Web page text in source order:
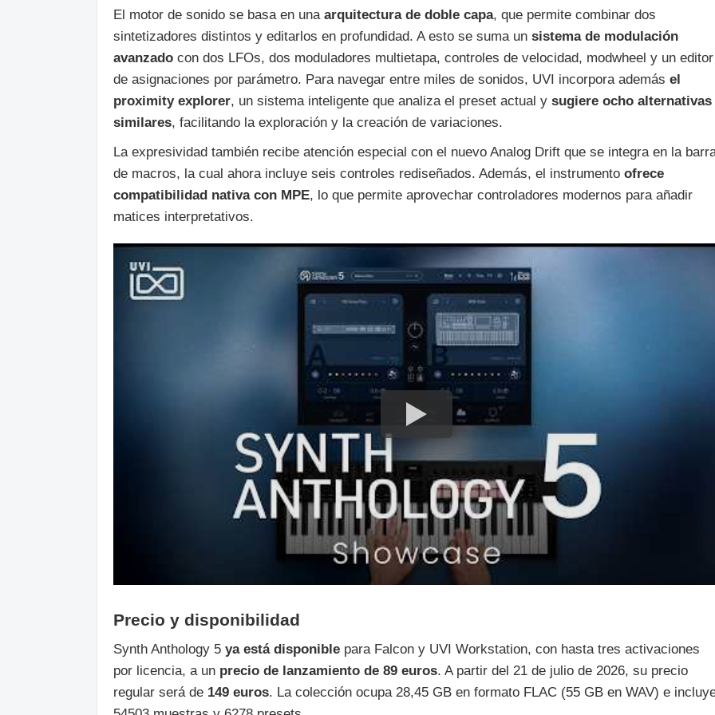
El motor de sonido se basa en una arquitectura de doble capa, que permite combinar dos
sintetizadores distintos y editarlos en profundidad. A esto se suma un sistema de modulación
avanzado con dos LFOs, dos moduladores multietapa, controles de velocidad, modwheel y un editor
de asignaciones por parámetro. Para navegar entre miles de sonidos, UVI incorpora además el
proximity explorer, un sistema inteligente que analiza el preset actual y sugiere ocho alternativas
similares, facilitando la exploración y la creación de variaciones.
La expresividad también recibe atención especial con el nuevo Analog Drift que se integra en la
de macros, la cual ahora incluye seis controles rediseñados. Además, el instrumento ofrece
compatibilidad nativa con MPE, lo que permite aprovechar controladores modernos para añadir
matices interpretativos.
Precio y disponibilidad
Synth Anthology 5 ya está disponible para Falcon y UVI Workstation, con hasta tres activaciones
por licencia, a un precio de lanzamiento de 89 euros. A partir del 21 de julio de 2026, su precio
regular será de 149 euros. La colección ocupa 28,45 GB en formato FLAC (55 GB en WAV) e